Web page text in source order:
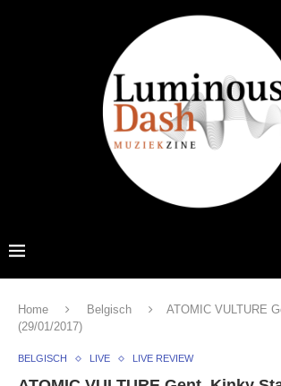
Home Belgisch
ATOMIC VULTURE
(29/01/2017)
BELGISCH LIVE LIVE REVIEW